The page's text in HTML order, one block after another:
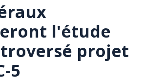
l'étude
projet
5